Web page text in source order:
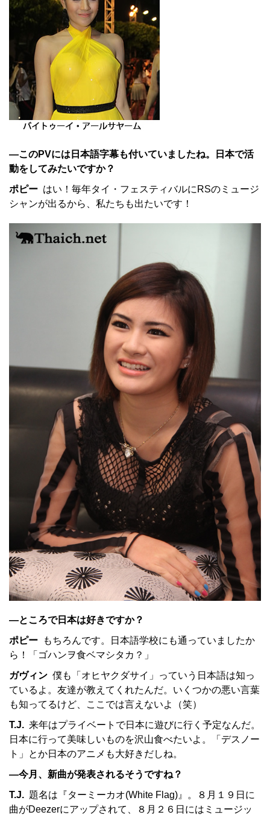
—このPVには日本語字幕も付いていましたね。日本で活
動をしてみたいですか？
ポピー はい！毎年タイ・フェスティバルにRSのミュージ
シャンが出るから、私たちも出たいです！
—ところで日本は好きですか？
ポピー もちろんです。日本語学校にも通っていましたか
ら！「ゴハンヲ食ベマシタカ？」
ガヴィン 僕も「オヒヤクダサイ」っていう日本語は知っ
ているよ。友達が教えてくれたんだ。いくつかの悪い言葉
も知ってるけど、ここでは言えないよ（笑）
T.J. 来年はプライベートで日本に遊びに行く予定なんだ。
日本に行って美味しいものを沢山食べたいよ。「デスノー
ト」とか日本のアニメも大好きだしね。
—今月、新曲が発表されるそうですね？
T.J. 題名は『ターミーカオ(White Flag)』。８月１９日に
曲がDeezerにアップされて、８月２６日にはミュージッ